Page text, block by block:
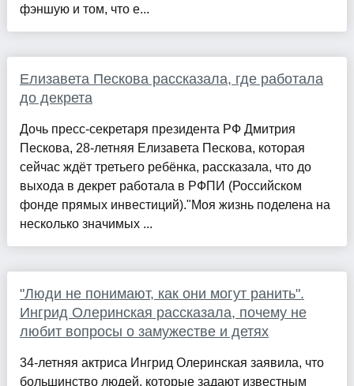
фэншую и том, что е...
Елизавета Пескова рассказала, где работала
до декрета
Дочь пресс-секретаря президента РФ Дмитрия
Пескова, 28-летняя Елизавета Пескова, которая
сейчас ждёт третьего ребёнка, рассказала, что до
выхода в декрет работала в РФПИ (Российском
фонде прямых инвестиций)."Моя жизнь поделена на
несколько значимых ...
"Люди не понимают, как они могут ранить".
Ингрид Олеринская рассказала, почему не
любит вопросы о замужестве и детях
34-летняя актриса Ингрид Олеринская заявила, что
большинство людей, которые задают известным